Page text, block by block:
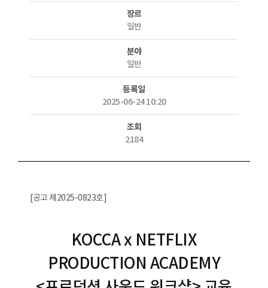
장르
일반
분야
일반
등록일
2025-06-24 10:20
조회
2184
[공고 제2025-0823호]
KOCCA x NETFLIX
PRODUCTION ACADEMY